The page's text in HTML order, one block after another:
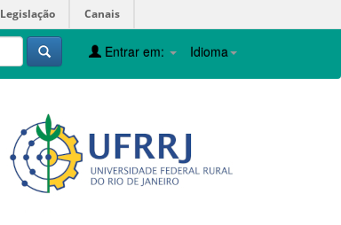
Legislação Canais
Idioma
Entrar em: